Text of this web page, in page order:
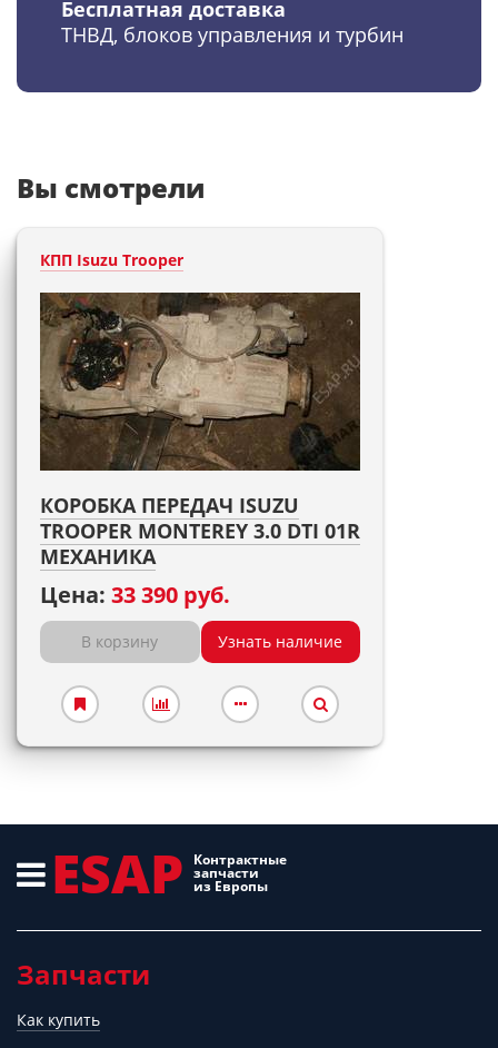
Бесплатная доставка
ТНВД, блоков управления и турбин
Вы смотрели
КПП Isuzu Trooper
КОРОБКА ПЕРЕДАЧ ISUZU
TROOPER MONTEREY 3.0 DTI 01R
МЕХАНИКА
Цена: 33 390 руб.
В корзину Узнать наличие
ESAP Контрактные
запчасти
из Европы
Запчасти
Как купить